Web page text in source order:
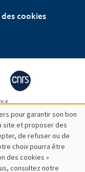
cookies
pour garantir son bon
site et proposer des
de refuser ou de
choix pourra être
des cookies »
consultez notre